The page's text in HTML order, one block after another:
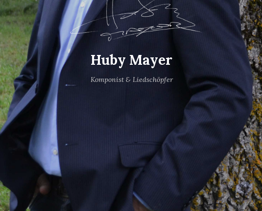
Huby Mayer
Komponist & Liedschöpfer